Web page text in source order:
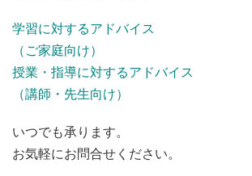
学習に対するアドバイス
（ご家庭向け）
授業・指導に対するアドバイス
（講師・先生向け）
いつでも承ります。
お気軽にお問合せください。